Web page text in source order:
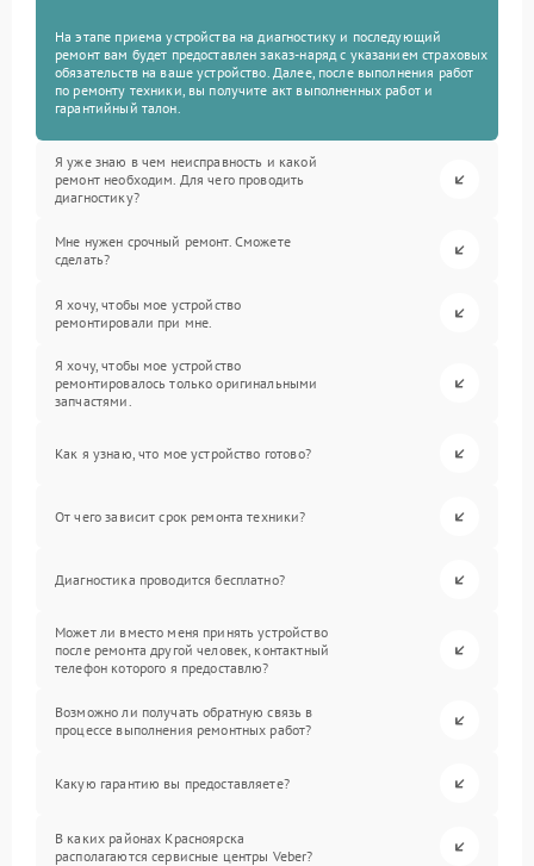
На этапе приема устройства на диагностику и последующий
ремонт вам будет предоставлен заказ-наряд с указанием страховых
обязательств на ваше устройство. Далее, после выполнения работ
по ремонту техники, вы получите акт выполненных работ и
гарантийный талон.
Я уже знаю в чем неисправность и какой
ремонт необходим. Для чего проводить
диагностику?
Мне нужен срочный ремонт. Сможете
сделать?
Я хочу, чтобы мое устройство
ремонтировали при мне.
Я хочу, чтобы мое устройство
ремонтировалось только оригинальными
запчастями.
Как я узнаю, что мое устройство готово?
От чего зависит срок ремонта техники?
Диагностика проводится бесплатно?
Может ли вместо меня принять устройство
после ремонта другой человек, контактный
телефон которого я предоставлю?
Возможно ли получать обратную связь в
процессе выполнения ремонтных работ?
Какую гарантию вы предоставляете?
В каких районах Красноярска
располагаются сервисные центры Veber?